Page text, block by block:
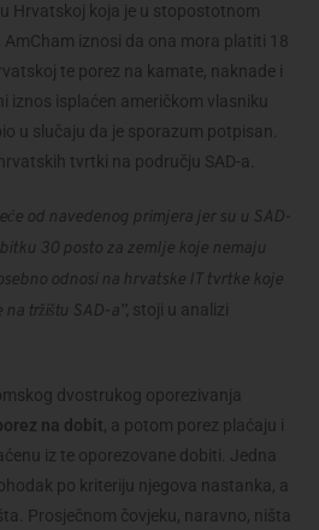
Hrvatskoj koja je u stopostotnom
iznosi da ona mora platiti 18
te porez na kamate, naknade i
iznos isplaćen američkom vlasniku
u slučaju da je sporazum potpisan.
tvrtki na području SAD-a.
od navedenog primjera jer su u SAD-
30 posto za zemlje koje nemaju
odnosi na hrvatske IT tvrtke koje
tržištu SAD-a”, stoji u analizi
dvostrukog oporezivanja
na dobit, a potom porez plaćaju i
iz te oporezovane dobiti. Jedna
po kriteriju njegova nastanka, a
Prosječnom čovjeku, naravno, ništa